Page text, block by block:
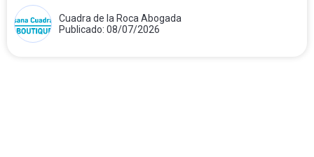
Cuadra de la Roca Abogada
Publicado: 08/07/2026